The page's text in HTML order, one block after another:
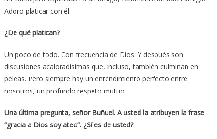
Adoro platicar con él.
¿De qué platican?
Un poco de todo. Con frecuencia de Dios. Y después son
discusiones acaloradísimas que, incluso, también culminan en
peleas. Pero siempre hay un entendimiento perfecto entre
nosotros, un profundo respeto mutuo.
Una última pregunta, señor Buñuel. A usted la atribuyen la frase
“gracia a Dios soy ateo”. ¿Sí es de usted?